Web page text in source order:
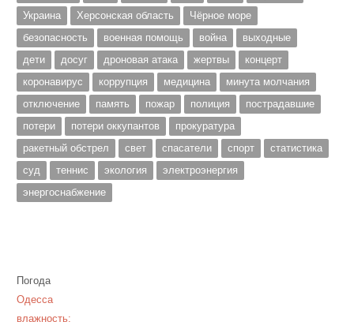
Украина
Херсонская область
Чёрное море
безопасность
военная помощь война
выходные
дети
досуг дроновая атака жертвы
концерт
коронавирус
коррупция медицина
минута молчания
отключение
память пожар полиция
пострадавшие
потери
потери оккупантов
прокуратура
ракетный обстрел
свет спасатели спорт
статистика
суд
теннис экология
электроэнергия
энергоснабжение
Погода
Одесса
влажность: